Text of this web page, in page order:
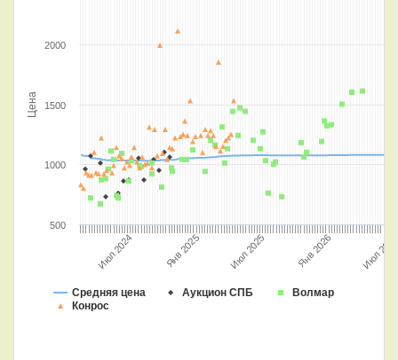
Цена
Средняя цена Аукцион СПБ
Волмар
Конрос
Июл 2024 Янв 2025 Июл 2025 Янв 2026 Июл 2026
500
1000
1500
2000